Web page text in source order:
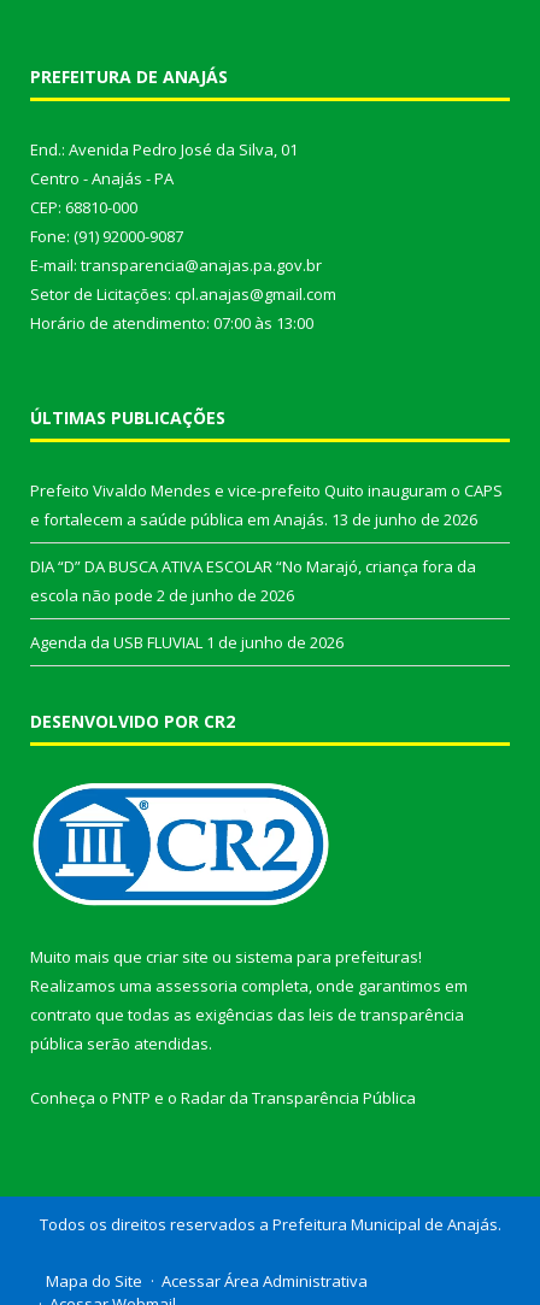
PREFEITURA DE ANAJÁS
End.: Avenida Pedro José da Silva, 01
Centro - Anajás - PA
CEP: 68810-000
Fone: (91) 92000-9087
E-mail: transparencia@anajas.pa.gov.br
Setor de Licitações: cpl.anajas@gmail.com
Horário de atendimento: 07:00 às 13:00
ÚLTIMAS PUBLICAÇÕES
Prefeito Vivaldo Mendes e vice-prefeito Quito inauguram o CAPS
e fortalecem a saúde pública em Anajás. 13 de junho de 2026
DIA “D” DA BUSCA ATIVA ESCOLAR “No Marajó, criança fora da
escola não pode 2 de junho de 2026
Agenda da USB FLUVIAL 1 de junho de 2026
DESENVOLVIDO POR CR2
Muito mais que criar site ou sistema para prefeituras!
Realizamos uma assessoria completa, onde garantimos em
contrato que todas as exigências das leis de transparência
pública serão atendidas.
Conheça o PNTP e o Radar da Transparência Pública
Todos os direitos reservados a Prefeitura Municipal de Anajás.
Mapa do Site
Acessar Área Administrativa